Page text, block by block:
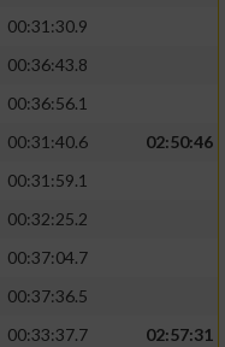
00:31:30.9
00:36:43.8
00:36:56.1
00:31:40.6
02:50:46
00:31:59.1
00:32:25.2
00:37:04.7
00:37:36.5
00:33:37.7
02:57:31